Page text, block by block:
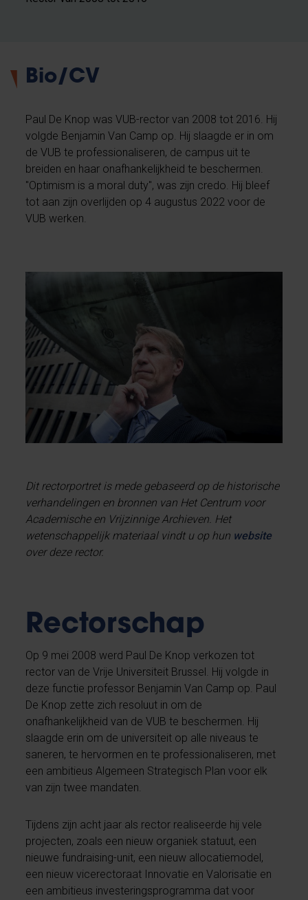
Bio/CV
Paul De Knop was VUB-rector van 2008 tot 2016. Hij
volgde Benjamin Van Camp op. Hij slaagde er in om
de VUB te professionaliseren, de campus uit te
breiden en haar onafhankelijkheid te beschermen.
"Optimism is a moral duty", was zijn credo. Hij bleef
tot aan zijn overlijden op 4 augustus 2022 voor de
VUB werken.
Dit rectorportret is mede gebaseerd op de historische
verhandelingen en bronnen van Het Centrum voor
Academische en Vrijzinnige Archieven. Het
wetenschappelijk materiaal vindt u op hun website
over deze rector.
Rectorschap
Op 9 mei 2008 werd Paul De Knop verkozen tot
rector van de Vrije Universiteit Brussel. Hij volgde in
deze functie professor Benjamin Van Camp op. Paul
De Knop zette zich resoluut in om de
onafhankelijkheid van de VUB te beschermen. Hij
slaagde erin om de universiteit op alle niveaus te
saneren, te hervormen en te professionaliseren, met
een ambitieus Algemeen Strategisch Plan voor elk
van zijn twee mandaten.
Tijdens zijn acht jaar als rector realiseerde hij vele
projecten, zoals een nieuw organiek statuut, een
nieuwe fundraising-unit, een nieuw allocatiemodel,
een nieuw vicerectoraat Innovatie en Valorisatie en
een ambitieus investeringsprogramma dat voor